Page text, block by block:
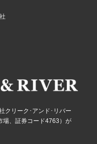
クリーク･アンド･リバー
場、証券コード4763）が